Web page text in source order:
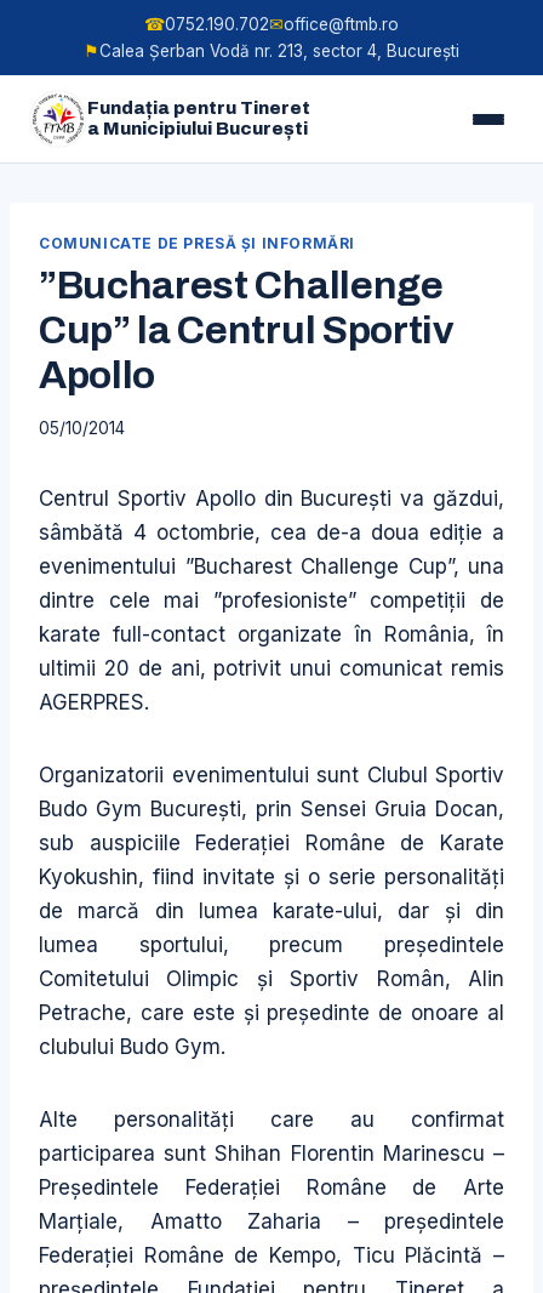
☎0752.190.702✉office@ftmb.ro
⚑Calea Șerban Vodă nr. 213, sector 4, București
Fundația pentru Tineret
a Municipiului București
contentCOMUNICATE DE PRESĂ ŞI INFORMĂRI
”Bucharest Challenge
Cup” la Centrul Sportiv
Apollo
05/10/2014
Centrul Sportiv Apollo din București va găzdui,
sâmbătă 4 octombrie, cea de-a doua ediție a
evenimentului ”Bucharest Challenge Cup”, una
dintre cele mai ”profesioniste” competiții de
karate full-contact organizate în România, în
ultimii 20 de ani, potrivit unui comunicat remis
AGERPRES.
Organizatorii evenimentului sunt Clubul Sportiv
Budo Gym București, prin Sensei Gruia Docan,
sub auspiciile Federației Române de Karate
Kyokushin, fiind invitate și o serie personalități
de marcă din lumea karate-ului, dar și din
lumea sportului, precum președintele
Comitetului Olimpic și Sportiv Român, Alin
Petrache, care este și președinte de onoare al
clubului Budo Gym.
Alte personalități care au confirmat
participarea sunt Shihan Florentin Marinescu –
Președintele Federației Române de Arte
Marțiale, Amatto Zaharia – președintele
Federației Române de Kempo, Ticu Plăcintă –